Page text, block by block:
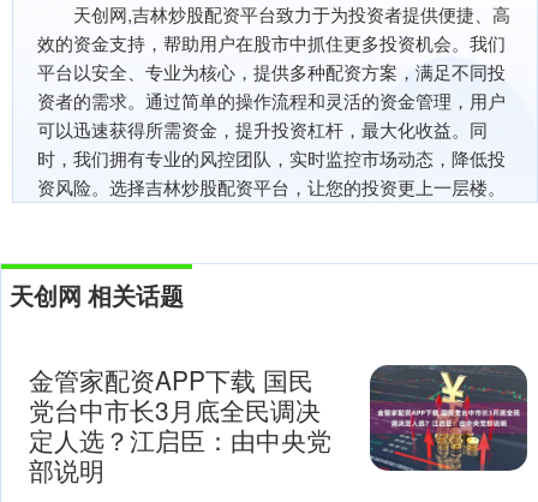
天创网,吉林炒股配资平台致力于为投资者提供便捷、高
效的资金支持，帮助用户在股市中抓住更多投资机会。我们
平台以安全、专业为核心，提供多种配资方案，满足不同投
资者的需求。通过简单的操作流程和灵活的资金管理，用户
可以迅速获得所需资金，提升投资杠杆，最大化收益。同
时，我们拥有专业的风控团队，实时监控市场动态，降低投
资风险。选择吉林炒股配资平台，让您的投资更上一层楼。
天创网 相关话题
金管家配资APP下载 国民
党台中市长3月底全民调决
定人选？江启臣：由中央党
部说明